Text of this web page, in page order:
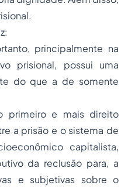
principalmente na
prisional, possui uma
do que a de somente
primeiro e mais direito
a prisão e o sistema de
capitalista,
da reclusão para, a
e subjetivas sobre o